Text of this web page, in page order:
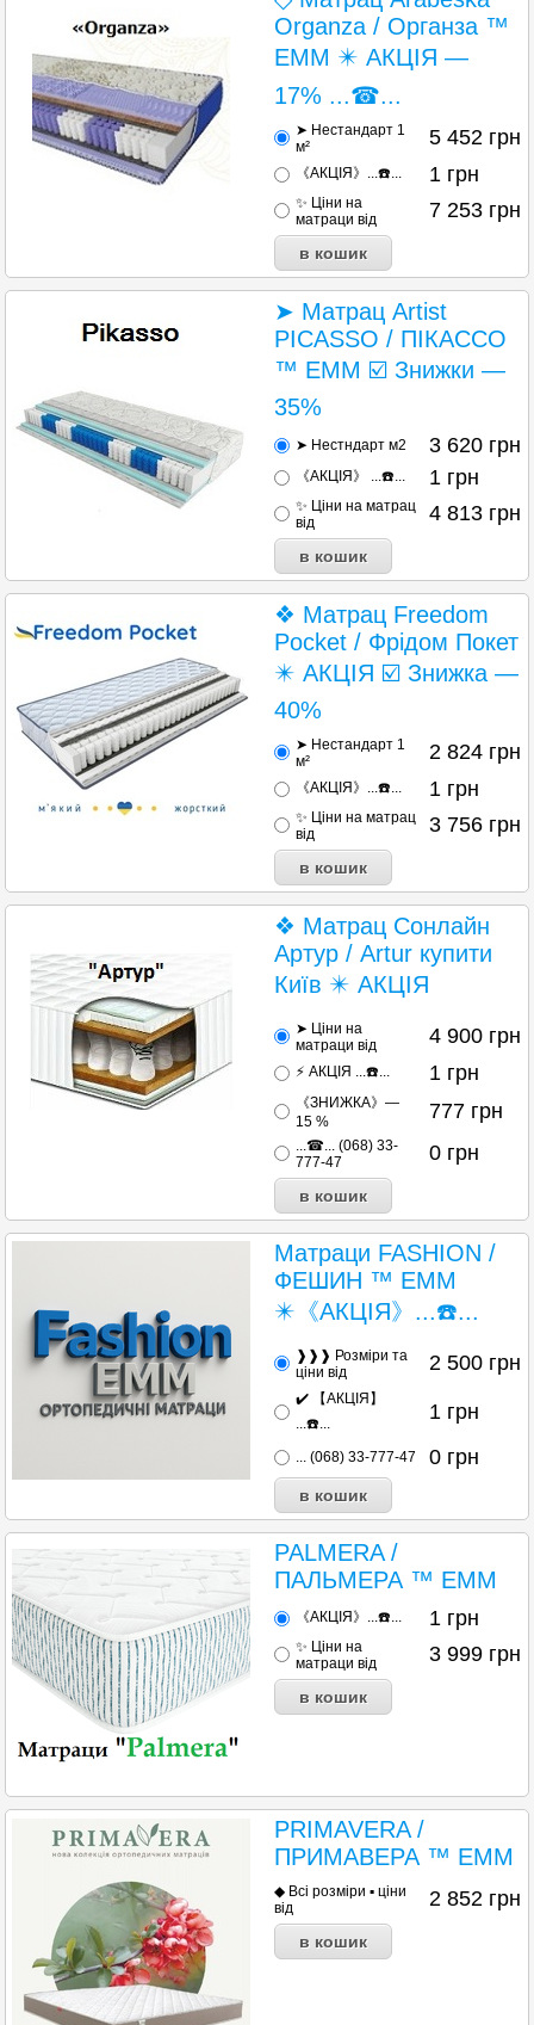
Organza / Органза ™
ЕММ ✴️ АКЦІЯ —
17% ...☎...
➤ Нестандарт 1
м²
5 452 грн
《АКЦІЯ》...☎️... 1 грн
✨ Ціни на
матраци від
7 253 грн
➤ Матрац Artist
PICASSO / ПІКАССО
™ ЕММ ☑️ Знижки —
35%
➤ Нестндарт м2 3 620 грн
《АКЦІЯ》 ...☎️... 1 грн
✨ Ціни на матрац
від
4 813 грн
❖ Матрац Freedom
Pocket / Фрідом Покет
✴️ АКЦІЯ ☑️ Знижка —
40%
➤ Нестандарт 1
м²
2 824 грн
《АКЦІЯ》...☎️... 1 грн
✨ Ціни на матрац
від
3 756 грн
❖ Матрац Сонлайн
Артур / Artur купити
Київ ✴️ АКЦІЯ
➤ Ціни на
матраци від
4 900 грн
⚡ АКЦІЯ ...☎️... 1 грн
《ЗНИЖКА》—
15 %
777 грн
...☎... (068) 33-
777-47
0 грн
Матраци FASHION /
ФЕШИН ™ EMM
✴️《АКЦІЯ》...☎️...
❱❱❱ Розміри та
ціни від
2 500 грн
✔️ 【АКЦІЯ】
...☎️...
1 грн
... (068) 33-777-47 0 грн
PALMERA /
ПАЛЬМЕРА ™ EMM
《АКЦІЯ》...☎️... 1 грн
✨ Ціни на
матраци від
3 999 грн
PRIMAVERA /
ПРИМАВЕРА ™ EMM
◆ Всі розміри ▪︎ ціни
від
2 852 грн